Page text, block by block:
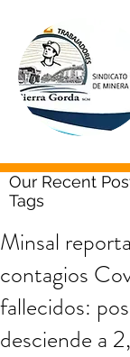
Our Recent
Tags
Minsal
contagios
fallecidos:
desciende a